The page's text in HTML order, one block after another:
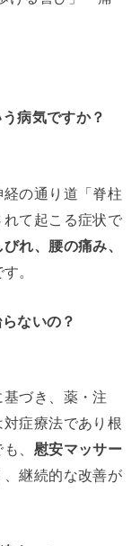
病気ですか？
の通り道「脊柱
て起こる症状で
びれ、腰の痛み、
。
ないの？
づき、薬・注
症療法であり根
、 慰安マッサー
継続的な改善が